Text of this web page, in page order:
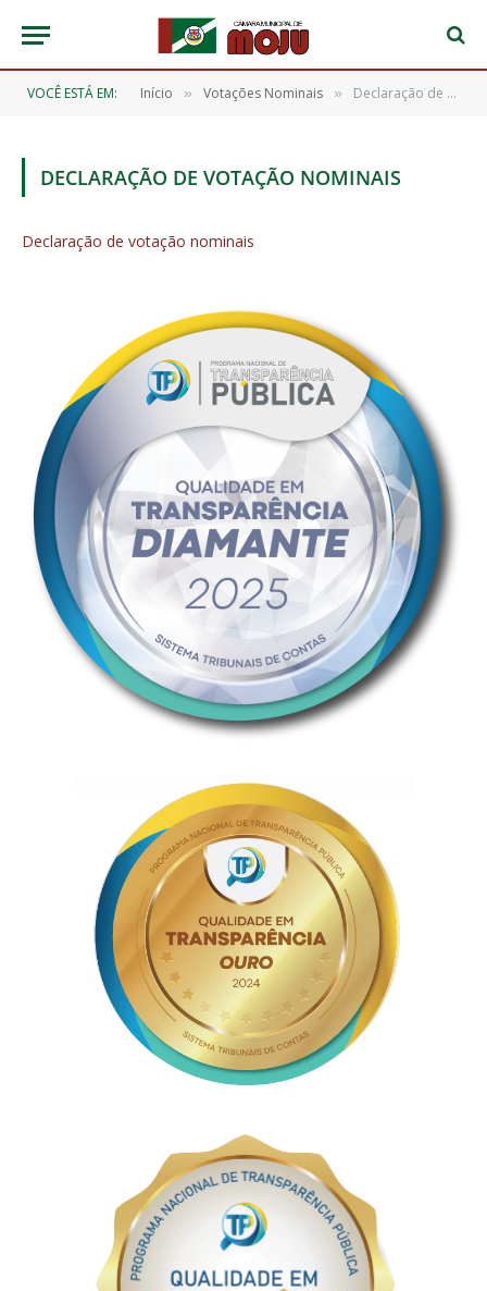
VOCÊ ESTÁ EM: Início » Votações Nominais » Declaração de votação nominais
DECLARAÇÃO DE VOTAÇÃO NOMINAIS
Declaração de votação nominais